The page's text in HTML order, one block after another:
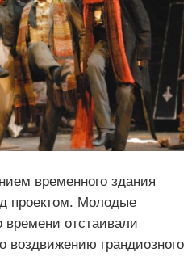
временного здания
проектом. Молодые
времени отстаивали
грандиозного